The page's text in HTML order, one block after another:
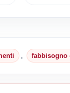
fabbisogno